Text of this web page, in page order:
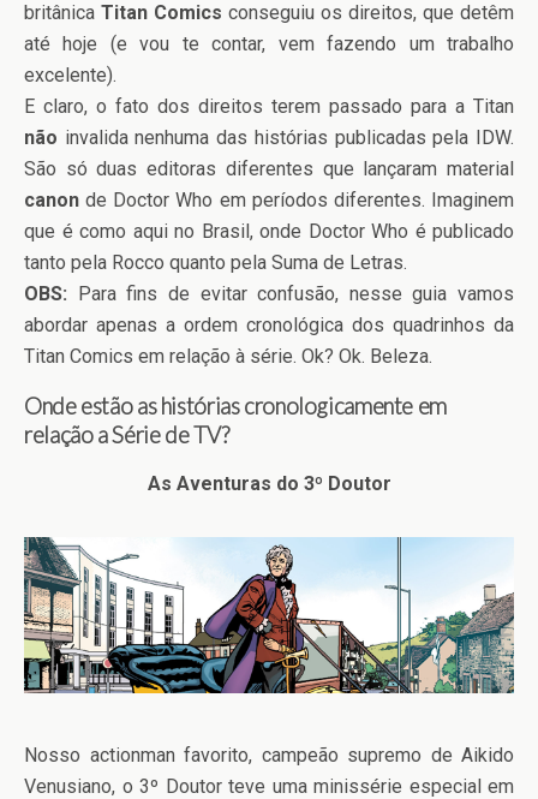
britânica Titan Comics conseguiu os direitos, que detêm
até hoje (e vou te contar, vem fazendo um trabalho
excelente).
E claro, o fato dos direitos terem passado para a Titan
não invalida nenhuma das histórias publicadas pela IDW.
São só duas editoras diferentes que lançaram material
canon de Doctor Who em períodos diferentes. Imaginem
que é como aqui no Brasil, onde Doctor Who é publicado
tanto pela Rocco quanto pela Suma de Letras.
OBS: Para fins de evitar confusão, nesse guia vamos
abordar apenas a ordem cronológica dos quadrinhos da
Titan Comics em relação à série. Ok? Ok. Beleza.
Onde estão as histórias cronologicamente em
relação a Série de TV?
As Aventuras do 3º Doutor
Nosso actionman favorito, campeão supremo de Aikido
Venusiano, o 3º Doutor teve uma minissérie especial em